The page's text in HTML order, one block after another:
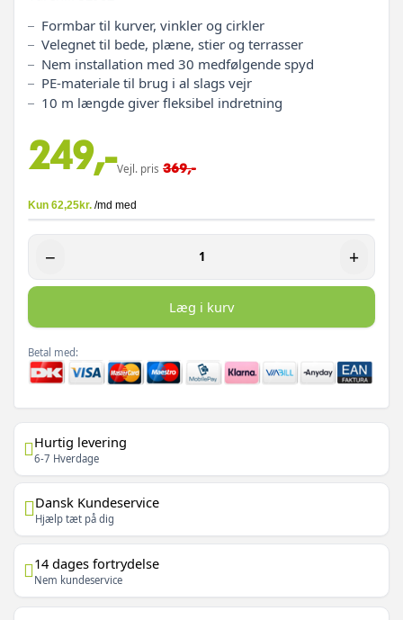
Formbar til kurver, vinkler og cirkler
Velegnet til bede, plæne, stier og terrasser
Nem installation med 30 medfølgende spyd
PE-materiale til brug i al slags vejr
10 m længde giver fleksibel indretning
249,-Vejl. pris 369,-
− +
Læg i kurv
Betal med:
Hurtig levering
6-7 Hverdage
Dansk Kundeservice
Hjælp tæt på dig
14 dages fortrydelse
Nem kundeservice